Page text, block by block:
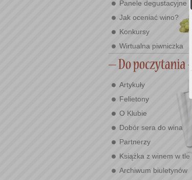
Panele degustacyjne
Jak oceniać wino?
Konkursy
Wirtualna piwniczka
Artykuły
Felietony
O Klubie
Dobór sera do wina
Partnerzy
Książka z winem w tle
Archiwum biuletynów